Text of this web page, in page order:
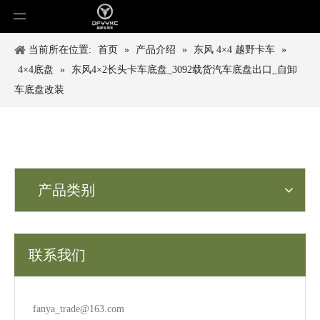
当前所在位置: 首页 » 产品介绍 » 东风 4×4 越野卡车 »
4×4底盘
»
东风4×2长头卡车底盘_3092载货汽车底盘出口_自卸
车底盘改装
产品类别
联系我们